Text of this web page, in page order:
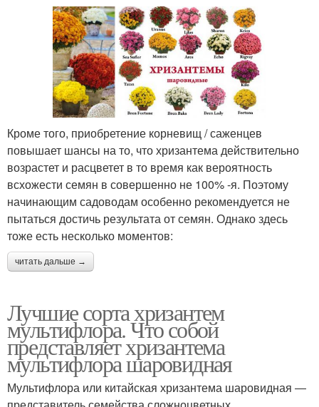
Кроме того, приобретение корневищ / саженцев
повышает шансы на то, что хризантема действительно
возрастет и расцветет в то время как вероятность
всхожести семян в совершенно не 100% -я. Поэтому
начинающим садоводам особенно рекомендуется не
пытаться достичь результата от семян. Однако здесь
тоже есть несколько моментов:
читать дальше →
Лучшие сорта хризантем
мультифлора. Что собой
представляет хризантема
мультифлора шаровидная
Мультифлора или китайская хризантема шаровидная ―